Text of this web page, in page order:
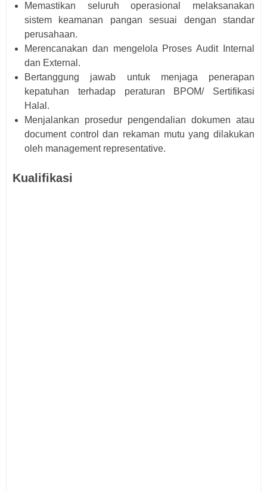
Memastikan seluruh operasional melaksanakan
sistem keamanan pangan sesuai dengan standar
perusahaan.
Merencanakan dan mengelola Proses Audit Internal
dan External.
Bertanggung jawab untuk menjaga penerapan
kepatuhan terhadap peraturan BPOM/ Sertifikasi
Halal.
Menjalankan prosedur pengendalian dokumen atau
document control dan rekaman mutu yang dilakukan
oleh management representative.
Kualifikasi